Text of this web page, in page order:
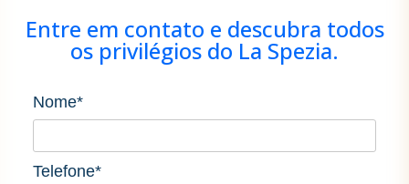
Entre em contato e descubra todos
os privilégios do La Spezia.
Nome*
Telefone*